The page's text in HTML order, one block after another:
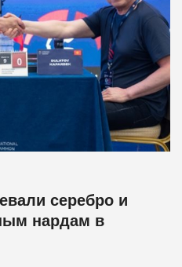
серебро и
нардам в